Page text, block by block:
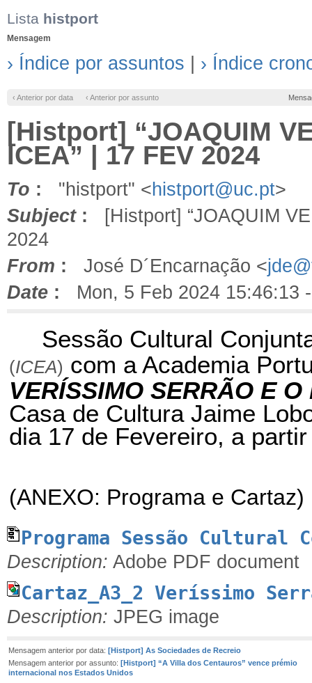
Lista histport
Mensagem
› Índice por assuntos › Índice
‹ Anterior por data ‹ Anterior por assunto
[Histport] “JOAQUIM
ICEA” | 17 FEV 2024
To : "histport" <histport@uc.pt>
Subject: [Histport] “JOAQUIM
2024
From : José D´Encarnação <
Date : Mon, 5 Feb 2024 15:46:13
Sessão Cultural
(ICEA) com a Academia
VERÍSSIMO SERRÃO E O
Casa de Cultura Jaime
dia 17 de Fevereiro, a
(ANEXO: Programa e Cartaz)
Programa Sessão Cultural
Description: Adobe PDF document
Cartaz_A3_2 Veríssimo
Description: JPEG image
Mensagem anterior por data: [Histport] As Sociedades de Recreio
Mensagem anterior por assunto: [Histport] “A Villa dos Centauros” vence prémio
internacional nos Estados Unidos